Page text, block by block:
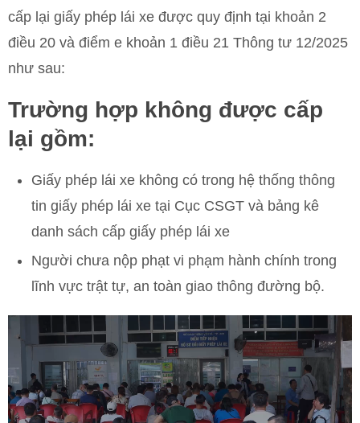
cấp lại giấy phép lái xe được quy định tại khoản 2
điều 20 và điểm e khoản 1 điều 21 Thông tư 12/2025
như sau:
Trường hợp không được cấp
lại gồm:
Giấy phép lái xe không có trong hệ thống thông
tin giấy phép lái xe tại Cục CSGT và bảng kê
danh sách cấp giấy phép lái xe
Người chưa nộp phạt vi phạm hành chính trong
lĩnh vực trật tự, an toàn giao thông đường bộ.
Trình
Video